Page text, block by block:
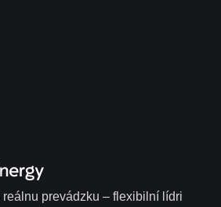
prevádzku – flexibilní lídri